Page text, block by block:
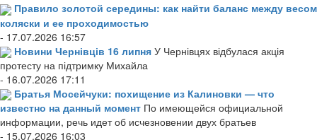
Правило золотой середины: как найти баланс между весом
коляски и ее проходимостью
- 17.07.2026 16:57
Новини Чернівців 16 липня У Чернівцях відбулася акція
протесту на підтримку Михайла
- 16.07.2026 17:11
Братья Мосейчуки: похищение из Калиновки — что
известно на данный момент По имеющейся официальной
информации, речь идет об исчезновении двух братьев
- 15.07.2026 16:03